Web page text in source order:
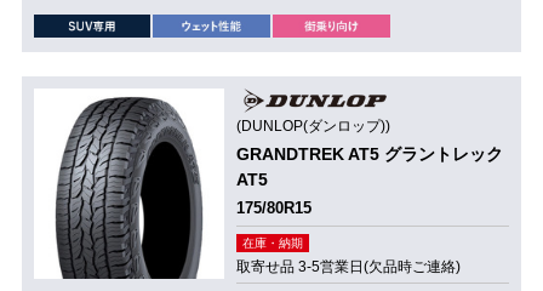
(DUNLOP(ダンロップ))
GRANDTREK AT5 グラントレック
AT5
175/80R15
在庫・納期
取寄せ品 3-5営業日(欠品時ご連絡)